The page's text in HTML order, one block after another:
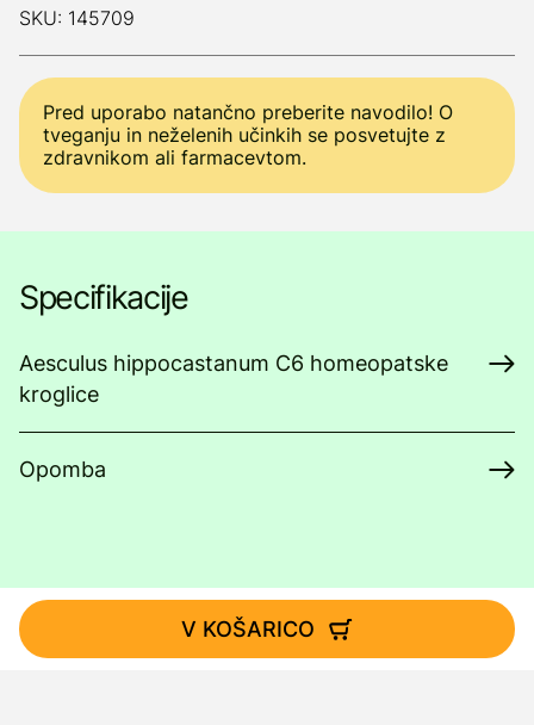
SKU: 145709
Pred uporabo natančno preberite navodilo! O
tveganju in neželenih učinkih se posvetujte z
zdravnikom ali farmacevtom.
Specifikacije
Aesculus hippocastanum C6 homeopatske
kroglice
Opomba
V KOŠARICO